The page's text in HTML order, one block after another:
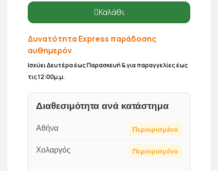
Καλάθι
Δυνατότητα Express παράδοσης
αυθημερόν
Ισχύει Δευτέρα έως Παρασκευή & για παραγγελίες έως
τις 12:00μ.μ.
Διαθεσιμότητα ανά κατάστημα
Αθήνα Περιορισμένο
Χολαργός Περιορισμένο